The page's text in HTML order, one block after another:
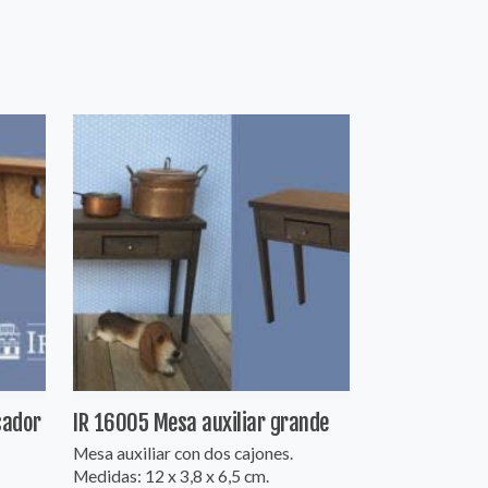
IR 16005 Mesa auxiliar grande
Mesa auxiliar con dos cajones.
Medidas: 12 x 3,8 x 6,5 cm.